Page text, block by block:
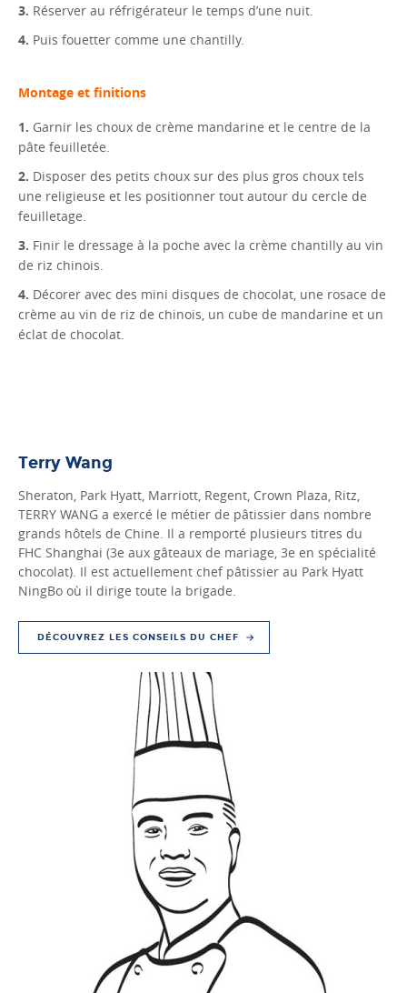
Réserver au réfrigérateur le temps d’une nuit.
Puis fouetter comme une chantilly.
Montage et finitions
Garnir les choux de crème mandarine et le centre de la
pâte feuilletée.
Disposer des petits choux sur des plus gros choux tels
une religieuse et les positionner tout autour du cercle de
feuilletage.
Finir le dressage à la poche avec la crème chantilly au vin
de riz chinois.
Décorer avec des mini disques de chocolat, une rosace de
crème au vin de riz de chinois, un cube de mandarine et un
éclat de chocolat.
Terry Wang
Sheraton, Park Hyatt, Marriott, Regent, Crown Plaza, Ritz,
TERRY WANG a exercé le métier de pâtissier dans nombre
grands hôtels de Chine. Il a remporté plusieurs titres du
FHC Shanghai (3e aux gâteaux de mariage, 3e en spécialité
chocolat). Il est actuellement chef pâtissier au Park Hyatt
NingBo où il dirige toute la brigade.
DÉCOUVREZ LES CONSEILS DU CHEF